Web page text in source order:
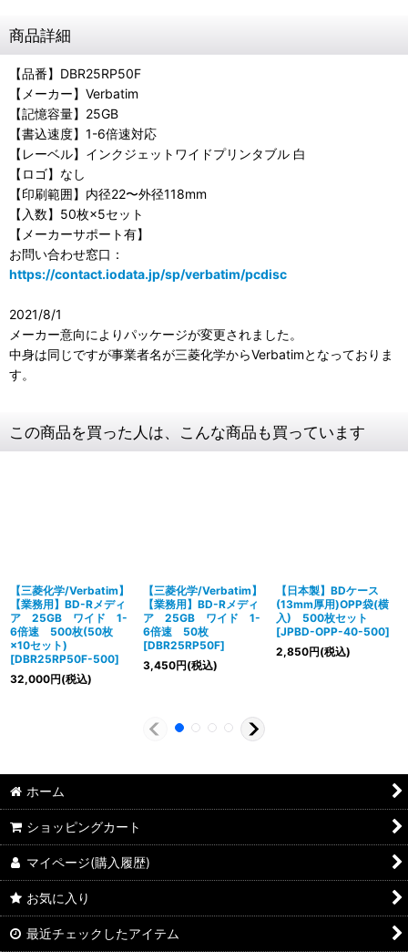
商品詳細
【品番】DBR25RP50F
【メーカー】Verbatim
【記憶容量】25GB
【書込速度】1-6倍速対応
【レーベル】インクジェットワイドプリンタブル 白
【ロゴ】なし
【印刷範囲】内径22〜外径118mm
【入数】50枚×5セット
【メーカーサポート有】
お問い合わせ窓口：
https://contact.iodata.jp/sp/verbatim/pcdisc
2021/8/1
メーカー意向によりパッケージが変更されました。
中身は同じですが事業者名が三菱化学からVerbatimとなっておりま
す。
この商品を買った人は、こんな商品も買っています
【三菱化学/Verbatim】
【業務用】BD-Rメディ
ア 25GB ワイド 1-
6倍速 500枚(50枚
×10セット)
[DBR25RP50F-500]
32,000円(税込)
【三菱化学/Verbatim】
【業務用】BD-Rメディ
ア 25GB ワイド 1-
6倍速 50枚
[DBR25RP50F]
3,450円(税込)
【日本製】BDケース
(13mm厚用)OPP袋(横
入) 500枚セット
[JPBD-OPP-40-500]
2,850円(税込)
ホーム
ショッピングカート
マイページ(購入履歴)
お気に入り
最近チェックしたアイテム